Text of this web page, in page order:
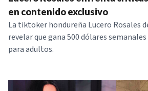
NOTICIAS
SERIES
en contenido exclusivo
La tiktoker hondureña Lucero Rosales
revelar que gana 500 dólares
para adultos.